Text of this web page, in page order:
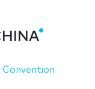
Convention